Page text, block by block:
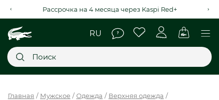
Рассрочка на 4 месяца через Kaspi Red+
Главная Мужское Одежда
Верхняя одежда